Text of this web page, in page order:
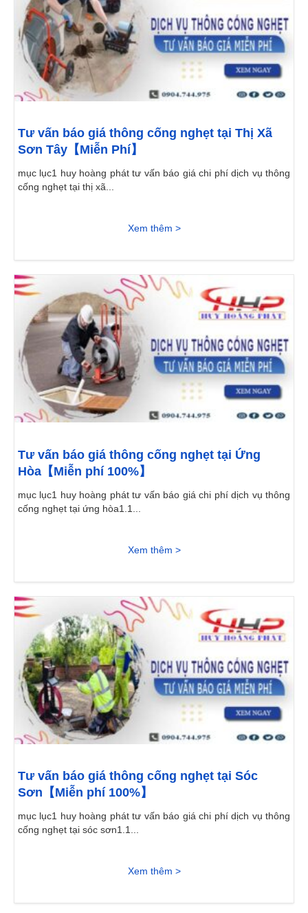
Tư vấn báo giá thông cống nghẹt tại Thị Xã
Sơn Tây【Miễn Phí】
mục lục1 huy hoàng phát tư vấn báo giá chi phí dịch vụ thông
cống nghẹt tại thị xã...
Xem thêm >
Tư vấn báo giá thông cống nghẹt tại Ứng
Hòa【Miễn phí 100%】
mục lục1 huy hoàng phát tư vấn báo giá chi phí dịch vụ thông
cống nghẹt tại ứng hòa1.1...
Xem thêm >
Tư vấn báo giá thông cống nghẹt tại Sóc
Sơn【Miễn phí 100%】
mục lục1 huy hoàng phát tư vấn báo giá chi phí dịch vụ thông
cống nghẹt tại sóc sơn1.1...
Xem thêm >